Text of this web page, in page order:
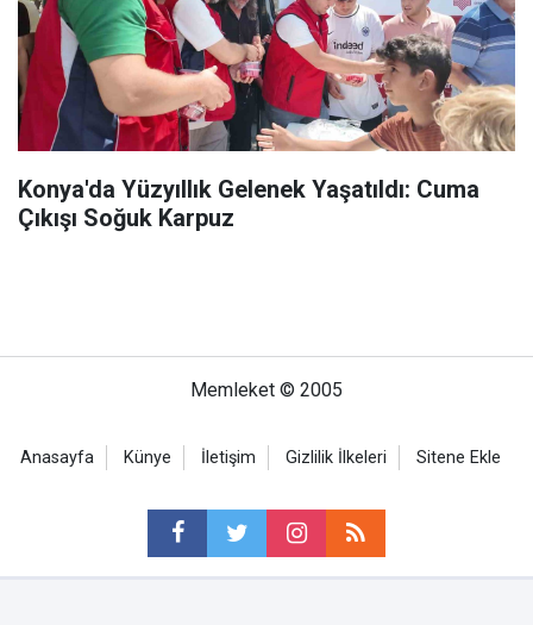
Konya'da Yüzyıllık Gelenek Yaşatıldı: Cuma
Çıkışı Soğuk Karpuz
Memleket © 2005
Anasayfa Künye İletişim Gizlilik İlkeleri Sitene Ekle